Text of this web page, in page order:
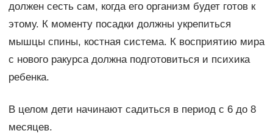
должен сесть сам, когда его организм будет готов к
этому. К моменту посадки должны укрепиться
мышцы спины, костная система. К восприятию мира
с нового ракурса должна подготовиться и психика
ребенка.
В целом дети начинают садиться в период с 6 до 8
месяцев.